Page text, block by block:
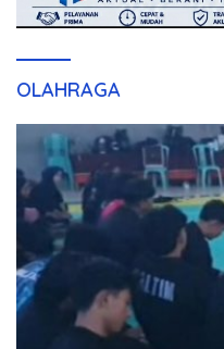
OLAHRAGA